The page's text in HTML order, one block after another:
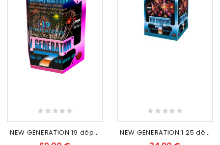
RUPTURE DE STOCK
N
EW GENERATION 19 départs
RUPTURE DE STOCK
N
EW GENERATION 1 25 départs